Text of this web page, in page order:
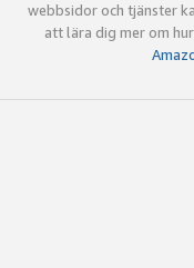
webbsidor och tjänster
att lära dig mer om